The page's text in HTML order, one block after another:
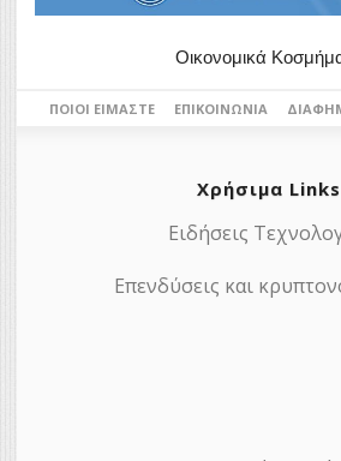
Οικονομικά
ΠΟΙΟΙ ΕΊΜΑΣΤΕ ΕΠΙΚΟΙΝΩΝΊΑ
Χρήσιμα Links
Ειδήσεις
Επενδύσεις και